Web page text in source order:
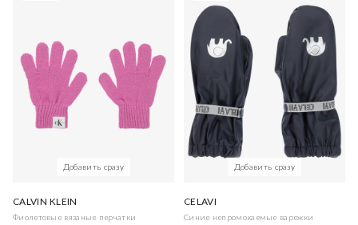
Добавить сразу
CALVIN KLEIN
Фиолетовые вязаные перчатки
Добавить сразу
CELAVI
Синие непромокаемые варежки